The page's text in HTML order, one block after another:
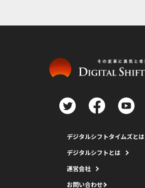
デジタルシフトタイムズとは
デジタルシフトとは
運営会社
お問い合わせ